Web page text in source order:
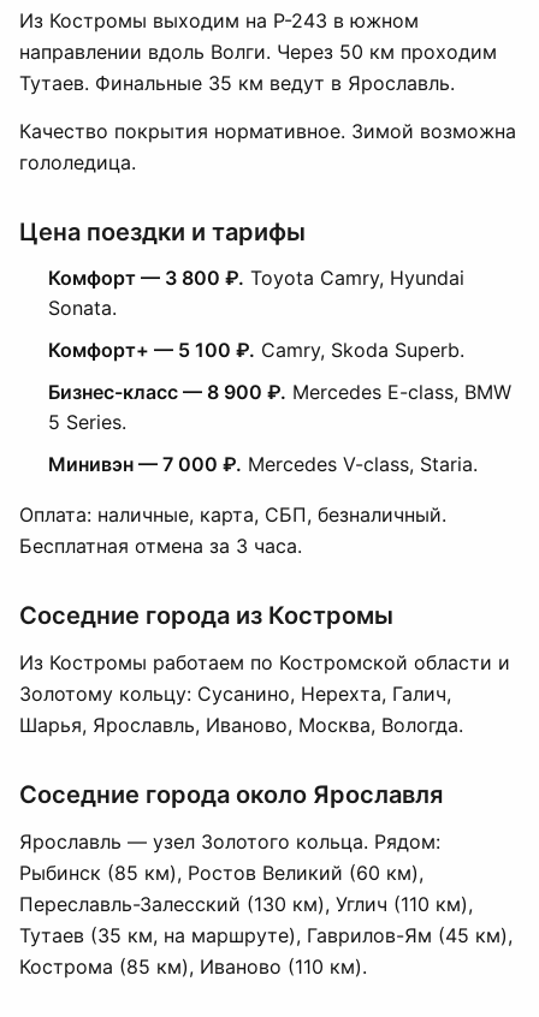
Из Костромы выходим на Р-243 в южном
направлении вдоль Волги. Через 50 км проходим
Тутаев. Финальные 35 км ведут в Ярославль.
Качество покрытия нормативное. Зимой возможна
гололедица.
Цена поездки и тарифы
Комфорт — 3 800 ₽. Toyota Camry, Hyundai
Sonata.
Комфорт+ — 5 100 ₽. Camry, Skoda Superb.
Бизнес-класс — 8 900 ₽. Mercedes E-class, BMW
5 Series.
Минивэн — 7 000 ₽. Mercedes V-class, Staria.
Оплата: наличные, карта, СБП, безналичный.
Бесплатная отмена за 3 часа.
Соседние города из Костромы
Из Костромы работаем по Костромской области и
Золотому кольцу: Сусанино, Нерехта, Галич,
Шарья, Ярославль, Иваново, Москва, Вологда.
Соседние города около Ярославля
Ярославль — узел Золотого кольца. Рядом:
Рыбинск (85 км), Ростов Великий (60 км),
Переславль-Залесский (130 км), Углич (110 км),
Тутаев (35 км, на маршруте), Гаврилов-Ям (45 км),
Кострома (85 км), Иваново (110 км).